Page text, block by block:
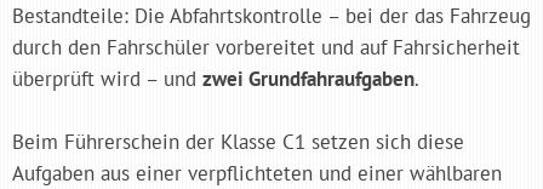
Bestandteile: Die Abfahrtskontrolle – bei der das Fahrzeug
durch den Fahrschüler vorbereitet und auf Fahrsicherheit
überprüft wird – und zwei Grundfahraufgaben.
Beim Führerschein der Klasse C1 setzen sich diese
Aufgaben aus einer verpflichteten und einer wählbaren